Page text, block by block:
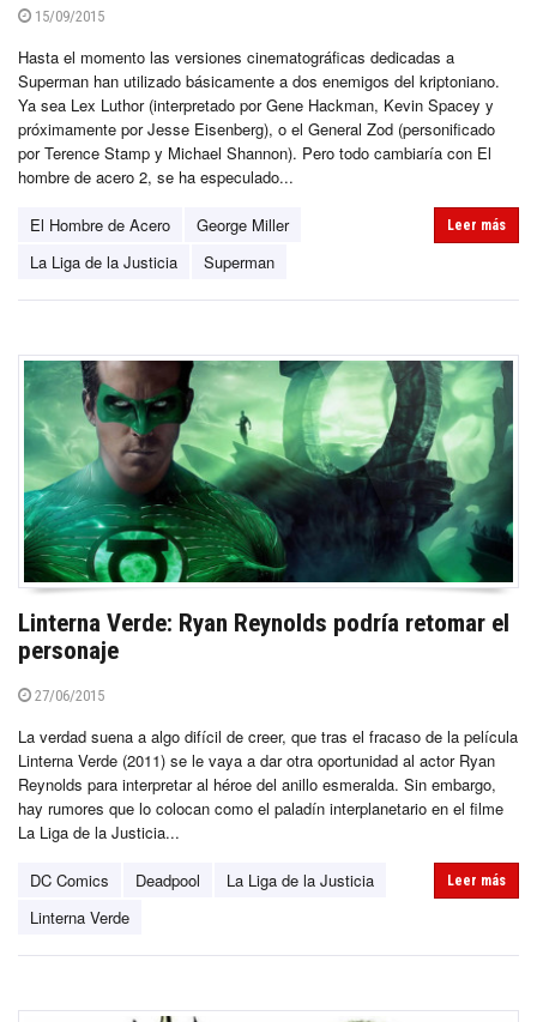
15/09/2015
Hasta el momento las versiones cinematográficas dedicadas a
Superman han utilizado básicamente a dos enemigos del kriptoniano.
Ya sea Lex Luthor (interpretado por Gene Hackman, Kevin Spacey y
próximamente por Jesse Eisenberg), o el General Zod (personificado
por Terence Stamp y Michael Shannon). Pero todo cambiaría con El
hombre de acero 2, se ha especulado...
El Hombre de Acero
George Miller
La Liga de la Justicia
Superman
Leer más
Linterna Verde: Ryan Reynolds podría retomar el
personaje
27/06/2015
La verdad suena a algo difícil de creer, que tras el fracaso de la película
Linterna Verde (2011) se le vaya a dar otra oportunidad al actor Ryan
Reynolds para interpretar al héroe del anillo esmeralda. Sin embargo,
hay rumores que lo colocan como el paladín interplanetario en el filme
La Liga de la Justicia...
DC Comics Deadpool
La Liga de la Justicia
Linterna Verde
Leer más